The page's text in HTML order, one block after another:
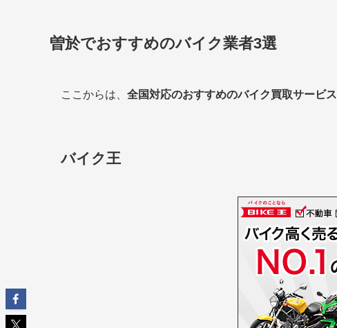
曽於でおすすめのバイク業者3選
ここからは、 全国対応のおすすめのバイク買取サービ
バイク王